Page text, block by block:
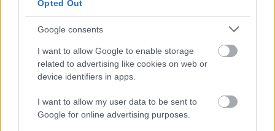
Opted Out
Google consents
I want to allow Google to enable storage
related to advertising like cookies on web or
device identifiers in apps.
I want to allow my user data to be sent to
Google for online advertising purposes.